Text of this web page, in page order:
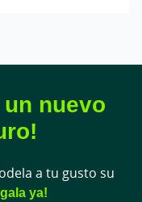
un nuevo
a tu gusto su
ya!